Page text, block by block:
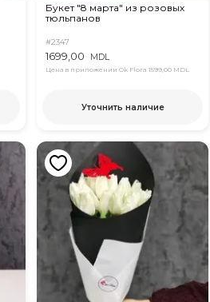
Букет "8 марта" из розовых
тюльпанов
#2347
1699,00 MDL
Цена в приложении Ok Flora 1599,00 MDL
Уточнить наличие